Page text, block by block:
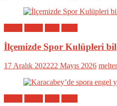
İlçemizde Spor Kulüpleri
17 Aralık 202222 Mayıs 2026